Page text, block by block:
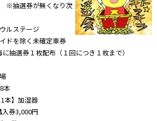
抽選券が無くなり次
ルステージ
を除く未確定車券
抽選券１枚配布（１回につき１枚まで）
本
本】加湿器
券3,000円